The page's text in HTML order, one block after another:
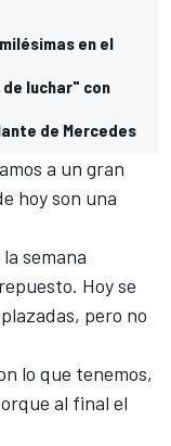
en el
luchar" con
de Mercedes
a un gran
hoy son una
semana
Hoy se
pero no
lo que tenemos,
al final el